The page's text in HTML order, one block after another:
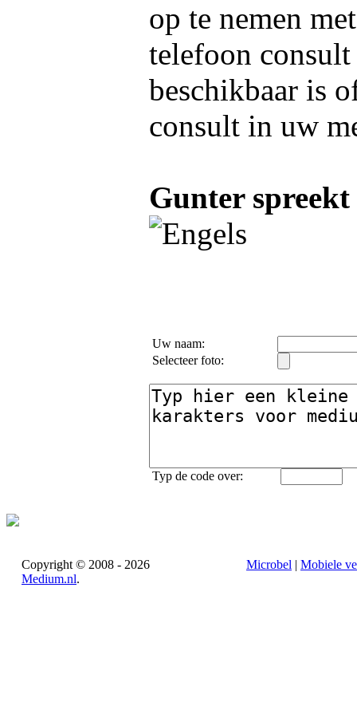
op te nemen
telefoon
beschikbaar is
consult in uw
Gunter
Uw naam:
Selecteer foto:
Typ de code over:
Copyright © 2008 - 2026
Medium.nl.
Microbel | Mobiele